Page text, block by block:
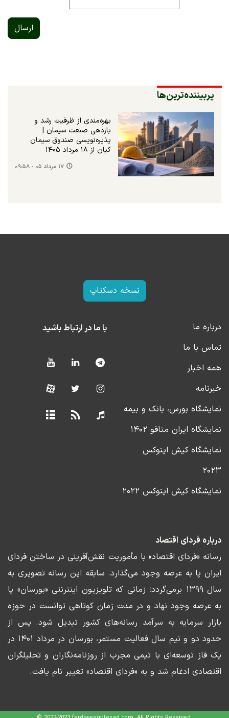
ارسال
پربیننده‌ترین‌ها
بهره‌مندی از ظرفیت رشد و
بازدهی صنعت سیمان |
پذیره‌نویسی صندوق سیمان
کیان از ۱۸ مرداد ۱۴۰۵
۱۷ مرداد ۰۵ - ۰۹:۵۸
نسخه دسکتاپ
درباره ما
تماس با ما
همه اخبار
خبرنامه
نمایشگاه بورس، بانک و بیمه
نمایشگاه ایران متافو ۱۴۰۲
نمایشگاه کیش اینوکس
۲۰۲۳
نمایشگاه کیش اینوکس ۲۰۲۲
با ما در ارتباط باشید
درباره فردای اقتصاد
رسانه «فردای اقتصاد» با مأموریت نقش‌آفرینی در ساختن فردای
ایران پا به عرصه وجود می‌گذارد. سابقه این رسانه تصویری به
سال ۱۳۹۹ برمی‌گردد؛ زمانی که تلویزیون اینترنتی «بورسان» پا
به عرصه وجود نهاد و در مدت زمان کوتاهی توانست در حوزه
بازار سرمایه به سرآمد رسانه‌های کشور تبدیل شود. پس از
حدود دو و نیم سال فعالیت مستمر، بورسان در مرداد ۱۴۰۱ در
یک فاز توسعه‌ای با تیمی مجرب از روزنامه‌نگاران و تحلیلگران
اقتصادی ادغام شد و به «فردای اقتصاد» تغییر نام یافت.